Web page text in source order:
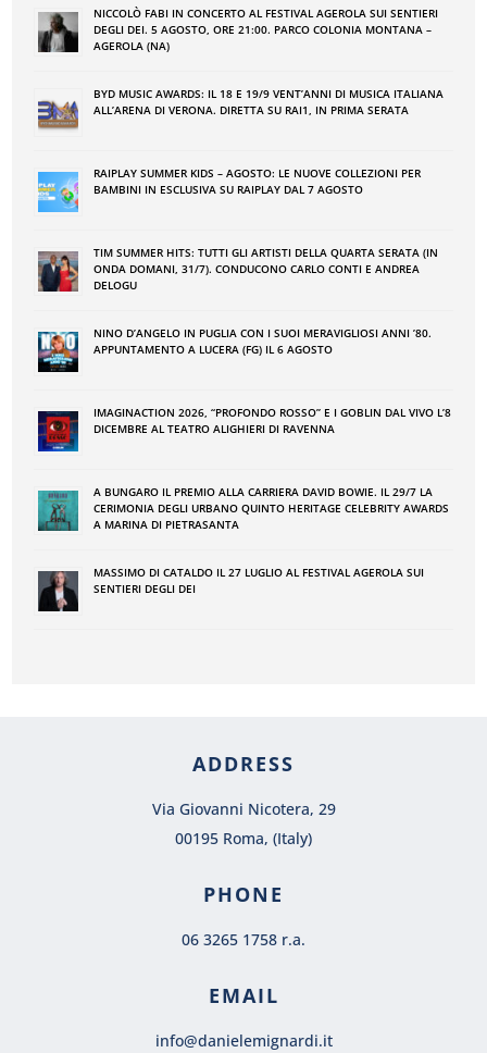
NICCOLÒ FABI IN CONCERTO AL FESTIVAL AGEROLA SUI SENTIERI
DEGLI DEI. 5 AGOSTO, ORE 21:00. PARCO COLONIA MONTANA –
AGEROLA (NA)
BYD MUSIC AWARDS: IL 18 E 19/9 VENT’ANNI DI MUSICA ITALIANA
ALL’ARENA DI VERONA. DIRETTA SU RAI1, IN PRIMA SERATA
RAIPLAY SUMMER KIDS – AGOSTO: LE NUOVE COLLEZIONI PER
BAMBINI IN ESCLUSIVA SU RAIPLAY DAL 7 AGOSTO
TIM SUMMER HITS: TUTTI GLI ARTISTI DELLA QUARTA SERATA (IN
ONDA DOMANI, 31/7). CONDUCONO CARLO CONTI E ANDREA
DELOGU
NINO DʼANGELO IN PUGLIA CON I SUOI MERAVIGLIOSI ANNI ʼ80.
APPUNTAMENTO A LUCERA (FG) IL 6 AGOSTO
IMAGINACTION 2026, “PROFONDO ROSSO” E I GOBLIN DAL VIVO L’8
DICEMBRE AL TEATRO ALIGHIERI DI RAVENNA
A BUNGARO IL PREMIO ALLA CARRIERA DAVID BOWIE. IL 29/7 LA
CERIMONIA DEGLI URBANO QUINTO HERITAGE CELEBRITY AWARDS
A MARINA DI PIETRASANTA
MASSIMO DI CATALDO IL 27 LUGLIO AL FESTIVAL AGEROLA SUI
SENTIERI DEGLI DEI
ADDRESS
Via Giovanni Nicotera, 29
00195 Roma, (Italy)
PHONE
06 3265 1758 r.a.
EMAIL
info@danielemignardi.it